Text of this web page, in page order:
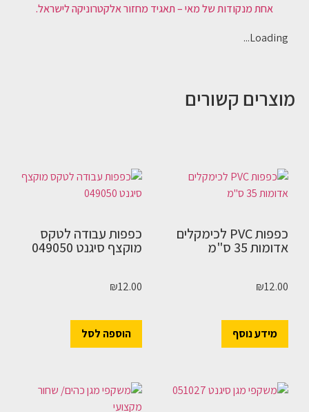
אחת מנקודות של מאי – תאגיד מחזור אלקטרוניקה לישראל.
Loading...
מוצרים קשורים
כפפות PVC לכימקלים
אדומות 35 ס"מ
₪12.00
מידע נוסף
כפפות עבודה לטקס
מוקצף סיגנט 049050
₪12.00
הוספה לסל